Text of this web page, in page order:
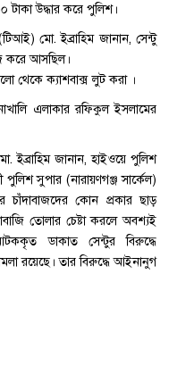
উদ্ধার করে পুলিশ।
মো. ইব্রাহিম জানান, সেন্টু
করে আসছিল।
থেকে ক্যাশবাক্স লুট করা ।
এলাকার রফিকুল ইসলামের
ইব্রাহিম জানান, হাইওয়ে পুলিশ
সুপার (নারায়ণগঞ্জ সার্কেল)
চাঁদাবাজদের কোন প্রকার ছাড়
তোলার চেষ্টা করলে অবশ্যই
ডাকাত সেন্টুর বিরুদ্ধে
রয়েছে। তার বিরুদ্ধে আইনানুগ